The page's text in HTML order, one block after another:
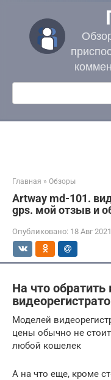
контенту
Поиск:
Главная » Обзоры
Artway md-101.
gps. мой отзыв и
Опубликовано: 18 Авг 2021
На что
Моделей
цены обычно не
любой кошелек
А на что еще, кроме